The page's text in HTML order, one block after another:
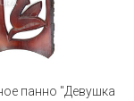
панно "Девушка